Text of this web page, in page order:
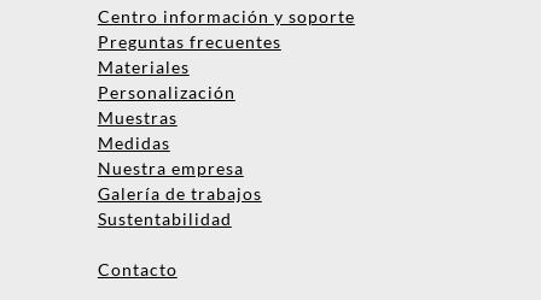
Centro información y soporte
Preguntas frecuentes
Materiales
Personalización
Muestras
Medidas
Nuestra empresa
Galería de trabajos
Sustentabilidad
Contacto
Nombre
Empresa